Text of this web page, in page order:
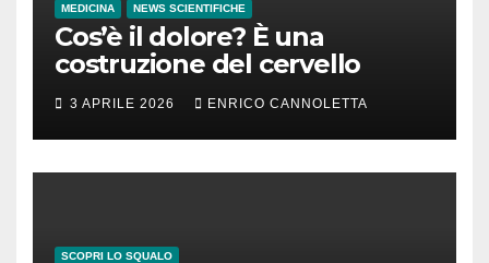
MEDICINA NEWS SCIENTIFICHE
Cos’è il dolore? È una
costruzione del cervello
3 APRILE 2026 ENRICO CANNOLETTA
SCOPRI LO SQUALO